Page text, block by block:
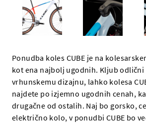
Ponudba koles CUBE je na
kot ena najbolj ugodnih. Kljub
vrhunskemu dizajnu, lahko kolesa
najdete po izjemno ugodnih cenah,
drugačne od ostalih. Naj bo gorsko,
električno kolo, v ponudbi CUBE bo